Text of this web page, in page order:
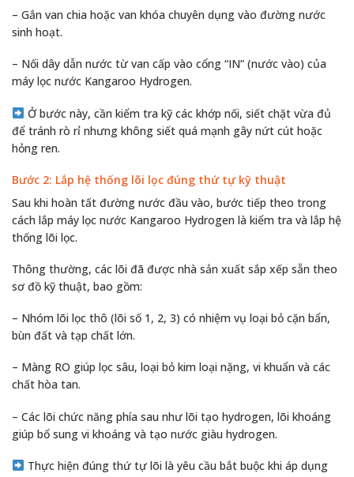
– Gắn van chia hoặc van khóa chuyên dụng vào đường nước
sinh hoạt.
– Nối dây dẫn nước từ van cấp vào cổng “IN” (nước vào) của
máy lọc nước Kangaroo Hydrogen.
Ở bước này, cần kiểm tra kỹ các khớp nối, siết chặt vừa đủ
để tránh rò rỉ nhưng không siết quá mạnh gây nứt cút hoặc
hỏng ren.
Bước 2: Lắp hệ thống lõi lọc đúng thứ tự kỹ thuật
Sau khi hoàn tất đường nước đầu vào, bước tiếp theo trong
cách lắp máy lọc nước Kangaroo Hydrogen là kiểm tra và lắp hệ
thống lõi lọc.
Thông thường, các lõi đã được nhà sản xuất sắp xếp sẵn theo
sơ đồ kỹ thuật, bao gồm:
– Nhóm lõi lọc thô (lõi số 1, 2, 3) có nhiệm vụ loại bỏ cặn bẩn,
bùn đất và tạp chất lớn.
– Màng RO giúp lọc sâu, loại bỏ kim loại nặng, vi khuẩn và các
chất hòa tan.
– Các lõi chức năng phía sau như lõi tạo hydrogen, lõi khoáng
giúp bổ sung vi khoáng và tạo nước giàu hydrogen.
Thực hiện đúng thứ tự lõi là yêu cầu bắt buộc khi áp dụng